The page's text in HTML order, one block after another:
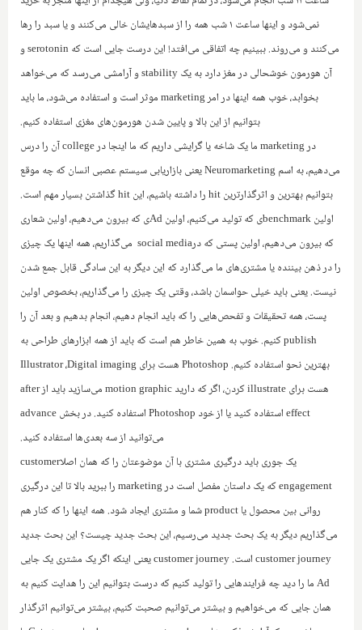
نمی‌شود و اینها ساعت ۱ شب همه را از سبدهایشان خالی می‌کنند و یا سبد را رها
می‌کنند و می‌روند. ببینیم چه اتفاقی می‌افتد! این درست جایی است که serotoninو
آن هورمون خوشحالی در مغز دارد به یکstabilityو آرامشی می‌رسد که می‌خواهد
بخوابد، خوب همه اینها در امرmarketingموثر است و استفاده می‌شود، ما باید
بتوانیم از این بالا و پایین شدن هورمون‌های مغزی استفاده کنیم.
درmarketingما یک شاخه یا گرایشی داریم که ما اینجا درcollegeآن را درس
می‌دهیم، به اسمNeuromarketingیعنی بازاریابی سیستم عصبی انسان که چه موقع
بتوانیم بهترین و اثرگذارترینhitرا داشته باشیم، اینhitگذاشتن بسیار مهم است.
اولینbenchmarkی که تولید می‌کنیم، اولینAdی که‌ بیرون می‌دهیم، اولین شعاری
که بیرون می‌دهیم، اولین پستی که درsocial media می‌‌گذاریم، همه اینها یک چیزی
را در ذهن بیننده یا مشتری‌های ما می‌گذارد که این دیگر به این سادگی قابل جمع شدن
نیست. یعنی باید خیلی حواسمان باشد، وقتی یک چیزی را می‌گذاریم، بخصوص اولین
پست، همه تحقیقات و تفحص‌هایی را که باید انجام دهیم، انجام بدهیم و بعد آن را
publishکنیم. خوب به همین خاطر هم است که باید از همه ابزارها‌ی طراحی به
بهترین نحو استفاده کنیم.Photoshopهست برایDigital imaging،Illustrator
هست برایillustrateکردن، اگر که داریدmotion graphicمی‌سازید باید ازafter
effectاستفاده کنید یا از خود Photoshopاستفاده کنید. در بخشadvance
می‌توانید از سه بعدی‌ها استفاده کنید.
یک جوری باید درگیری مشتری با آن موضوعتان را که همان اصلا‌customer
engagementکه یک داستان مفصل است درmarketingرا ببرید بالا تا این درگیری
روانی بین محصول یاproductشما و مشتری ایجاد شود. همه اینها را که کنار هم
می‌گذاریم دیگر به یک بحث جدید می‌رسیم، این بحث جدید چیست؟ این بحث جدید
customer journeyاست.customer journeyیعنی اینکه اگر یک مشتری یک جایی
Adما را دید چه فرایندهایی را تولید کنیم که درست بتوانیم این را هدایت کنیم به
همان جایی که می‌خواهیم و بیشتر می‌توانیم صحبت کنیم، بیشتر می‌توانیم اثرگذار‌